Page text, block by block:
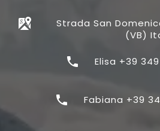
Strada San
(VB)
Elisa +39
Fabiana +39